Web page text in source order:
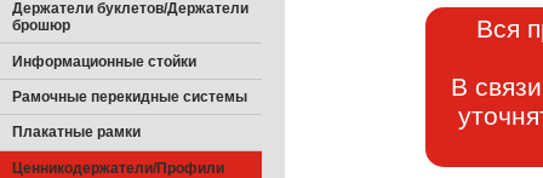
Держатели буклетов/Держатели
брошюр
Информационные стойки
Рамочные перекидные системы
Плакатные рамки
Ценникодержатели/Профили
Вся
В